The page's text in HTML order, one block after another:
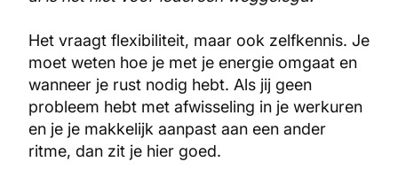
Het vraagt flexibiliteit, maar ook zelfkennis. Je
moet weten hoe je met je energie omgaat en
wanneer je rust nodig hebt. Als jij geen
probleem hebt met afwisseling in je werkuren
en je je makkelijk aanpast aan een ander
ritme, dan zit je hier goed.